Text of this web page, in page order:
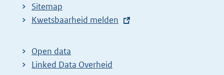
Sitemap
E
t
e
Kwetsbaarheid melden
Open data
Linked Data Overheid